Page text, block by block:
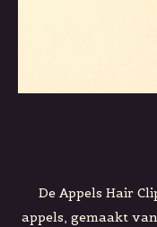
De Appels Hair
appels, gemaakt